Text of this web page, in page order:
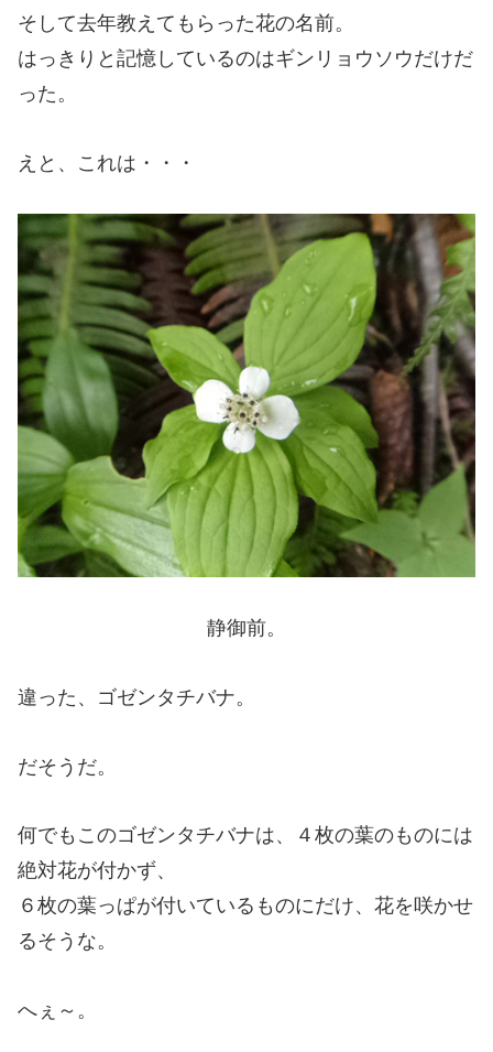
そして去年教えてもらった花の名前。
はっきりと記憶しているのはギンリョウソウだけだ
った。
えと、これは・・・
静御前。
違った、ゴゼンタチバナ。
だそうだ。
何でもこのゴゼンタチバナは、４枚の葉のものには
絶対花が付かず、
６枚の葉っぱが付いているものにだけ、花を咲かせ
るそうな。
へぇ～。